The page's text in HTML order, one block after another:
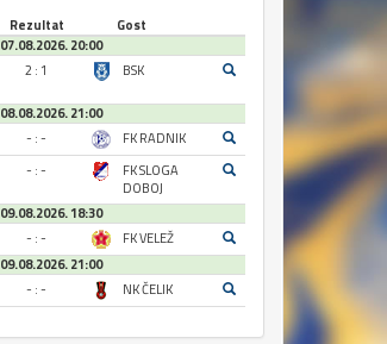
Rezultat
Gost
07.08.2026. 20:00
2 : 1 BSK
08.08.2026. 21:00
- : -
FK RADNIK
- : -
FK SLOGA
DOBOJ
09.08.2026. 18:30
- : -
FK VELEŽ
09.08.2026. 21:00
- : - NK ČELIK